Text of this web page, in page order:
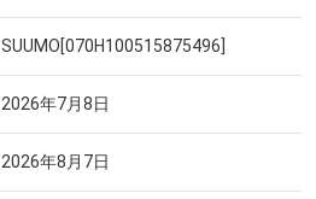
SUUMO[070H100515875496]
2026年7月8日
2026年8月7日